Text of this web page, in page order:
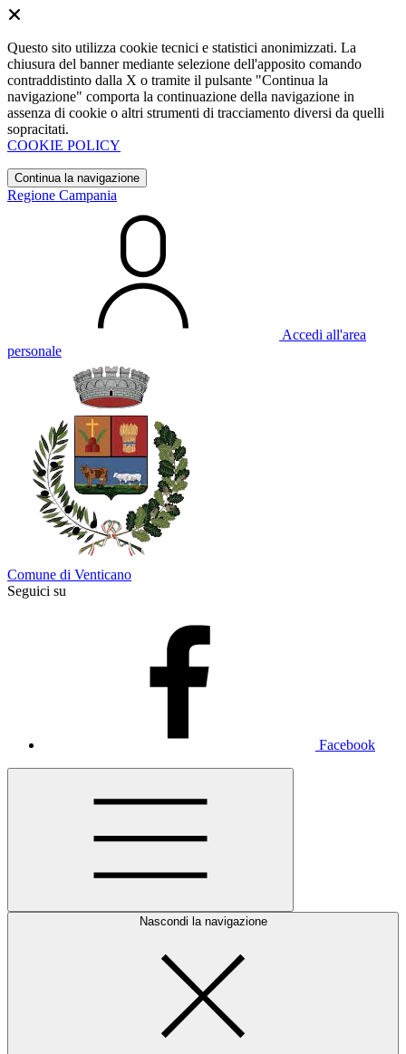
Questo sito utilizza cookie tecnici e statistici anonimizzati. La
chiusura del banner mediante selezione dell'apposito comando
contraddistinto dalla X o tramite il pulsante "Continua la
navigazione" comporta la continuazione della navigazione in
assenza di cookie o altri strumenti di tracciamento diversi da quelli
sopracitati.
COOKIE POLICY
Continua la navigazione
Regione Campania
Accedi all'area
personale
Comune di Venticano
Seguici su
Facebook
Nascondi la navigazione